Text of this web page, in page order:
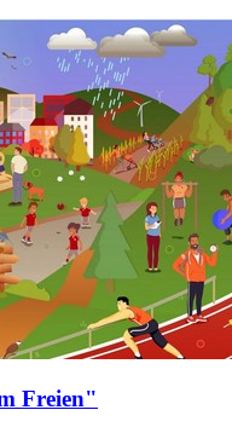
Freien"